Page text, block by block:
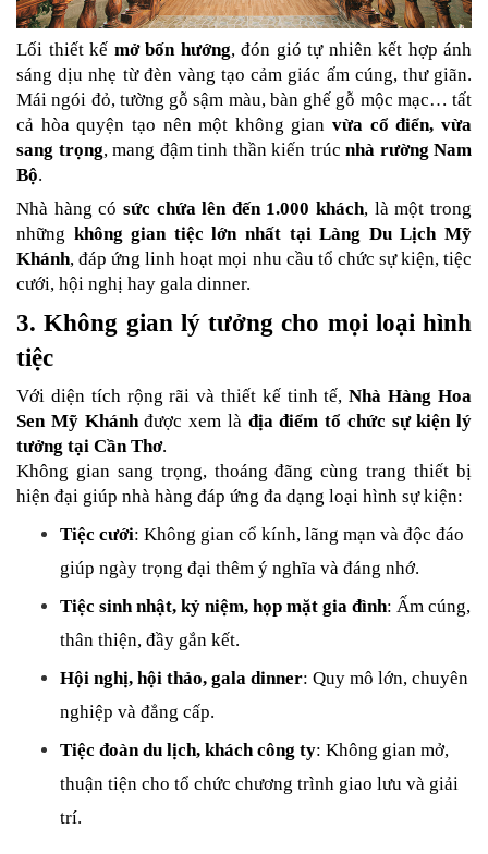
Lối thiết kế mở bốn hướng, đón gió tự nhiên kết hợp ánh
sáng dịu nhẹ từ đèn vàng tạo cảm giác ấm cúng, thư giãn.
Mái ngói đỏ, tường gỗ sậm màu, bàn ghế gỗ mộc mạc… tất
cả hòa quyện tạo nên một không gian vừa cổ điển, vừa
sang trọng, mang đậm tinh thần kiến trúc nhà rường Nam
Bộ.
Nhà hàng có sức chứa lên đến 1.000 khách, là một trong
những không gian tiệc lớn nhất tại Làng Du Lịch Mỹ
Khánh, đáp ứng linh hoạt mọi nhu cầu tổ chức sự kiện, tiệc
cưới, hội nghị hay gala dinner.
3. Không gian lý tưởng cho mọi loại hình
tiệc
Với diện tích rộng rãi và thiết kế tinh tế, Nhà Hàng Hoa
Sen Mỹ Khánh được xem là địa điểm tổ chức sự kiện lý
tưởng tại Cần Thơ.
Không gian sang trọng, thoáng đãng cùng trang thiết bị
hiện đại giúp nhà hàng đáp ứng đa dạng loại hình sự kiện:
Tiệc cưới: Không gian cổ kính, lãng mạn và độc đáo
giúp ngày trọng đại thêm ý nghĩa và đáng nhớ.
Tiệc sinh nhật, kỷ niệm, họp mặt gia đình: Ấm cúng,
thân thiện, đầy gắn kết.
Hội nghị, hội thảo, gala dinner: Quy mô lớn, chuyên
nghiệp và đẳng cấp.
Tiệc đoàn du lịch, khách công ty: Không gian mở,
thuận tiện cho tổ chức chương trình giao lưu và giải
trí.